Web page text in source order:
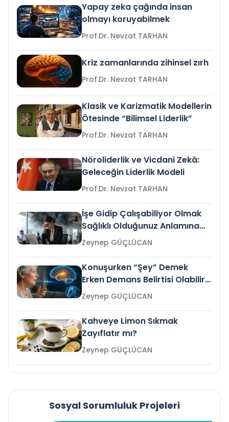
Yapay zeka çağında insan
olmayı koruyabilmek
Prof.Dr. Nevzat TARHAN
Kriz zamanlarında zihinsel zırh
Prof.Dr. Nevzat TARHAN
Klasik ve Karizmatik Modellerin
Ötesinde “Bilimsel Liderlik”
Prof.Dr. Nevzat TARHAN
Nöroliderlik ve Vicdani Zekâ:
Geleceğin Liderlik Modeli
Prof.Dr. Nevzat TARHAN
İşe Gidip Çalışabiliyor Olmak
Sağlıklı Olduğunuz Anlamına
Gelir mi?Zeynep GÜÇLÜCAN
Konuşurken “Şey” Demek
Erken Demans Belirtisi Olabilir
mi?
Zeynep GÜÇLÜCAN
Kahveye Limon Sıkmak
Zayıflatır mı?
Zeynep GÜÇLÜCAN
Sosyal Sorumluluk Projeleri